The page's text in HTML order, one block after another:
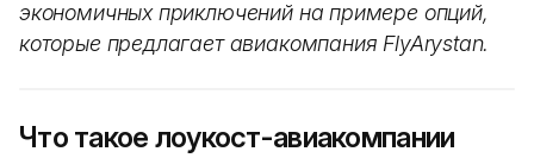
экономичных приключений на примере опций,
которые предлагает авиакомпания FlyArystan.
Что такое лоукост-авиакомпании